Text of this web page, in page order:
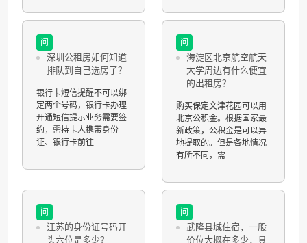
问
深圳公租房如何知道
排队到自己选房了？
银行卡短信提醒不可以绑
定两个号码，银行卡办理
开通短信提示业务需要签
约，需持卡人携带身份
证、银行卡前往
问
海淀区北京航空航天
大学周边有什么便宜
的出租房？
购买保定文津花园可以用
北京公积金。根据国家最
新政策，公积金是可以异
地提取的。但是各地情况
有所不同，需
问
江苏的身份证号码开
头六位是多少？
问
武隆县城住宿，一般
价位大概在多少，具